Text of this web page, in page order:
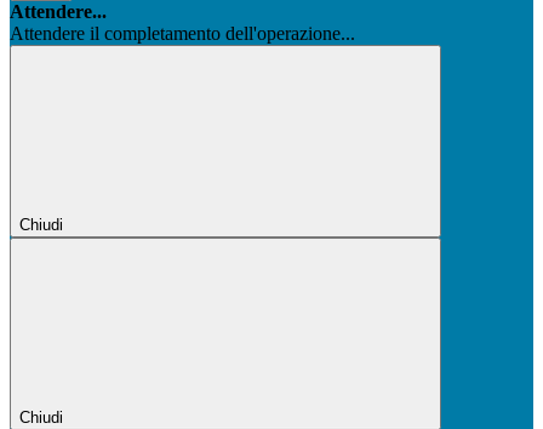
Attendere...
Attendere il completamento dell'operazione...
Chiudi
Chiudi